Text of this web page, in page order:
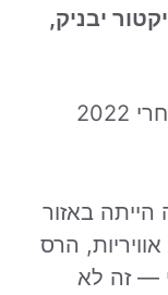
יבניק,
2022 אודסה הייתה באזור
הרס
— זה לא